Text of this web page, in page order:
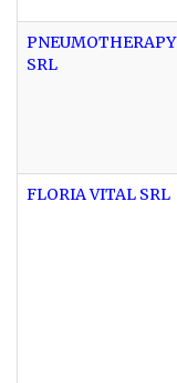
PNEUMOTHERAPY
SRL
FLORIA VITAL SRL